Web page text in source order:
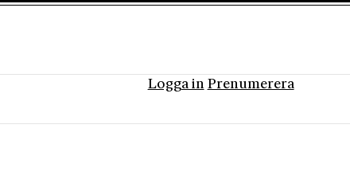
Logga in Prenumerera